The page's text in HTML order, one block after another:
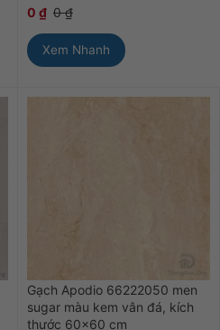
0 ₫ 0₫
Xem Nhanh
Gạch Apodio 66222050 men
sugar màu kem vân đá, kích
thước 60×60 cm